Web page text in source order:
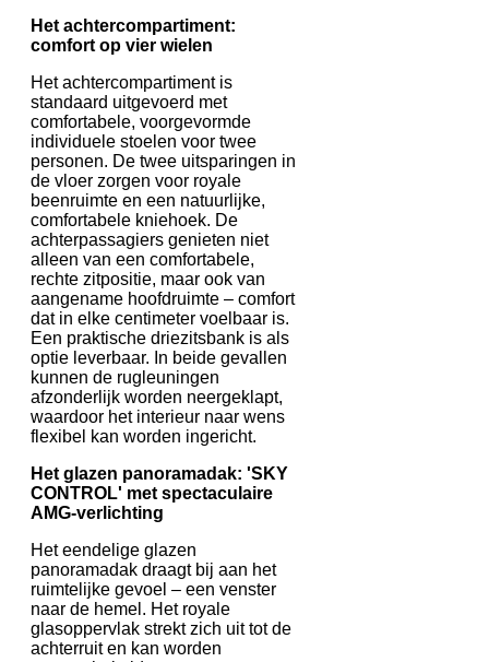
Het achtercompartiment:
comfort op vier wielen
Het achtercompartiment is
standaard uitgevoerd met
comfortabele, voorgevormde
individuele stoelen voor twee
personen. De twee uitsparingen in
de vloer zorgen voor royale
beenruimte en een natuurlijke,
comfortabele kniehoek. De
achterpassagiers genieten niet
alleen van een comfortabele,
rechte zitpositie, maar ook van
aangename hoofdruimte – comfort
dat in elke centimeter voelbaar is.
Een praktische driezitsbank is als
optie leverbaar. In beide gevallen
kunnen de rugleuningen
afzonderlijk worden neergeklapt,
waardoor het interieur naar wens
flexibel kan worden ingericht.
Het glazen panoramadak: 'SKY
CONTROL' met spectaculaire
AMG-verlichting
Het eendelige glazen
panoramadak draagt bij aan het
ruimtelijke gevoel – een venster
naar de hemel. Het royale
glasoppervlak strekt zich uit tot de
achterruit en kan worden